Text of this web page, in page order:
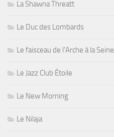
La Shawna Threatt
Le Duc des Lombards
Le faisceau de l'Arche à la Seine
Le Jazz Club Étoile
Le New Morning
Le Nilaja